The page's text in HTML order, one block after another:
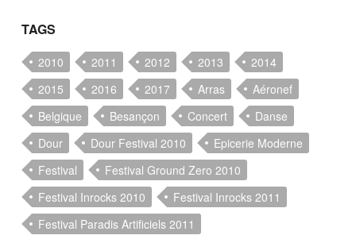
TAGS
2010 2011 2012 2013
2014
2015
2016 2017 Arras
Aéronef
Belgique
Besançon Concert
Danse
Dour
Dour Festival 2010
Epicerie Moderne
Festival
Festival Ground Zero 2010
Festival Inrocks 2010
Festival Inrocks 2011
Festival Paradis Artificiels 2011